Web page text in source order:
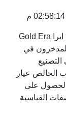
تعتبر السبيكة 10 جرام المقدمة من شركة جولد ايرا Gold Era
المدخرون في
الخالص عيار
الحصول على
القياسية